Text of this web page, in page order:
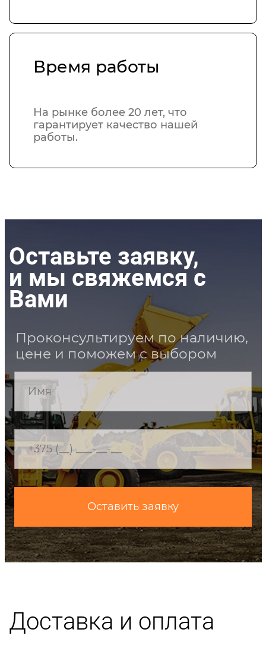
Время работы
На рынке более 20 лет, что
гарантирует качество нашей
работы.
Оставьте заявку,
и мы свяжемся с
Вами
Проконсультируем по наличию,
цене и поможем с выбором
Доставка и оплата